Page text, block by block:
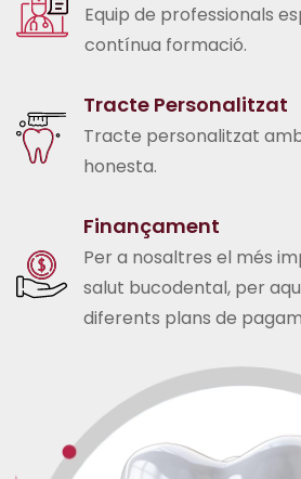
Equip de professionals
contínua formació.
Tracte Personalitzat
Tracte personalitzat
honesta.
Finançament
Per a nosaltres el més
salut bucodental, per
diferents plans de